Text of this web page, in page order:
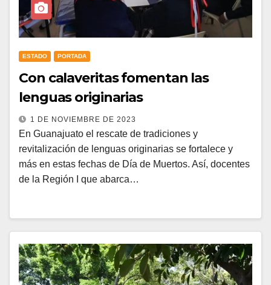
ESTADO PORTADA
Con calaveritas fomentan las
lenguas originarias
1 DE NOVIEMBRE DE 2023
En Guanajuato el rescate de tradiciones y
revitalización de lenguas originarias se fortalece y
más en estas fechas de Día de Muertos. Así, docentes
de la Región I que abarca…